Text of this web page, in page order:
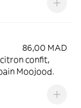
86,00 MAD
confit,
Moojood.